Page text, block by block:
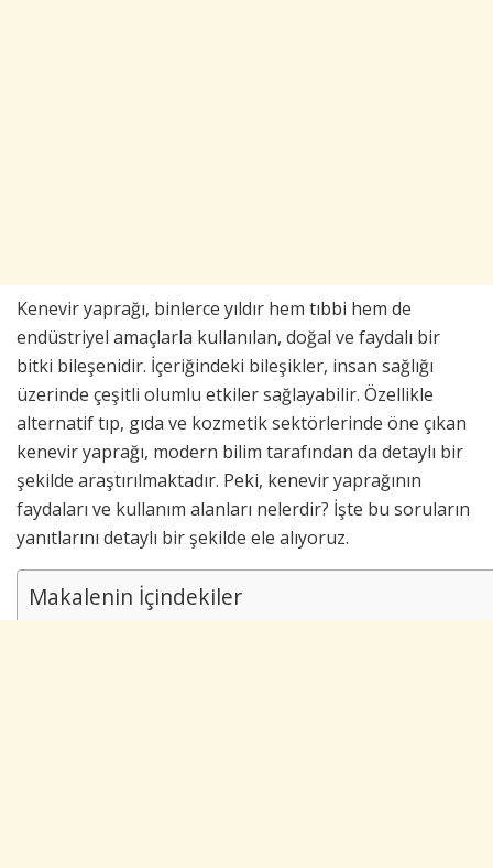
Kenevir yaprağı, binlerce yıldır hem tıbbi hem de
endüstriyel amaçlarla kullanılan, doğal ve faydalı bir
bitki bileşenidir. İçeriğindeki bileşikler, insan sağlığı
üzerinde çeşitli olumlu etkiler sağlayabilir. Özellikle
alternatif tıp, gıda ve kozmetik sektörlerinde öne çıkan
kenevir yaprağı, modern bilim tarafından da detaylı bir
şekilde araştırılmaktadır. Peki, kenevir yaprağının
faydaları ve kullanım alanları nelerdir? İşte bu soruların
yanıtlarını detaylı bir şekilde ele alıyoruz.
Makalenin İçindekiler